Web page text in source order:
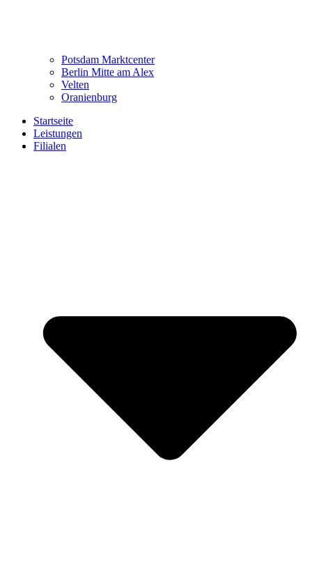
Potsdam Marktcenter
Berlin Mitte am Alex
Velten
Oranienburg
Startseite
Leistungen
Filialen